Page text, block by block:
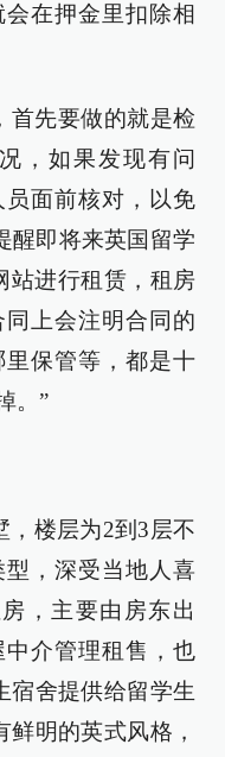
在押金里扣除相
首先要做的就是检
，如果发现有问
面前核对，以免
醒即将来英国留学
站进行租赁，租房
上会注明合同的
保管等，都是十
。”
，楼层为2到3层不
，深受当地人喜
，主要由房东出
介管理租售，也
宿舍提供给留学生
鲜明的英式风格，